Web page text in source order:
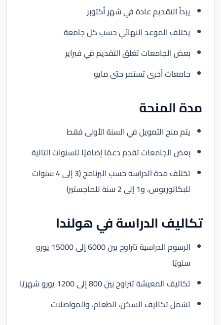
يبدأ التقديم عادة في شهر أكتوبر
يختلف الموعد النهائي حسب كل جامعة
بعض الجامعات تغلق التقديم في فبراير
جامعات أخرى تستمر حتى مايو
مدة المنحة
يتم منح التمويل في السنة الأولى فقط
بعض الجامعات تقدم دعمًا إضافيًا للسنوات التالية
تختلف مدة الدراسة حسب البرنامج (3 إلى 4 سنوات
للبكالوريوس، و1 إلى 2 سنة للماجستير)
تكاليف الدراسة في هولندا
الرسوم الدراسية تتراوح بين 6000 إلى 15000 يورو
سنويًا
تكاليف المعيشة تتراوح بين 800 إلى 1200 يورو شهريًا
تشمل تكاليف السكن، الطعام، والمواصلات